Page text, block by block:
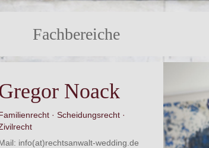
Fachbereiche
Noack
Scheidungsrecht
info(at)rechtsanwalt-wedding.de